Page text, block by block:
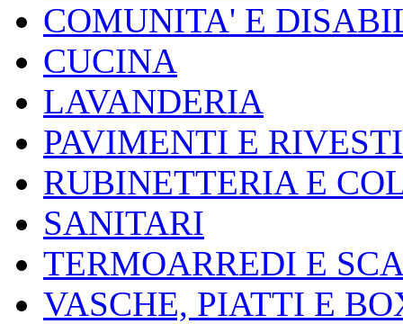
COMUNITA' E
CUCINA
LAVANDERIA
PAVIMENTI E
RUBINETTERIA E
SANITARI
TERMOARREDI E
VASCHE, PIATTI E